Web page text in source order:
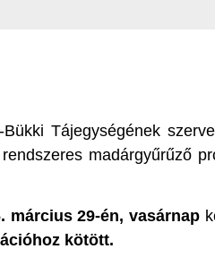
Tájegységének
madárgyűrűző
március 29-én, vasárnap
kötött.